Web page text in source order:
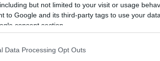
but not limited to your visit or usage
to Google and its third-party tags to use your
consent section.
Data Processing Opt Outs
után apróra vágom. Egy tálba
a szárított paradicsomot, ízlés szerint
saláta fűszerkeverék.